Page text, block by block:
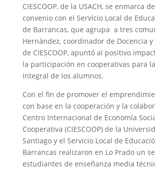
CIESCOOP, de la USACH, se enmarca
convenio con el Servicio Local de
de Barrancas, que agrupa a tres
Hernández, coordinador de Docencia y
de CIESCOOP, apuntó al positivo
la participación en cooperativas para
integral de los alumnos.
Con el fin de promover el
con base en la cooperación y la
Centro Internacional de Economía
Cooperativa (CIESCOOP) de la
Santiago y el Servicio Local de
Barrancas realizaron en Lo Prado un
estudiantes de enseñanza media